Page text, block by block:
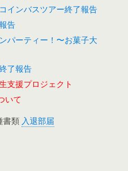
インバスツアー終了報告
告
パーティー！〜お菓子大
了報告
支援プロジェクト
いて
書類 入退部届